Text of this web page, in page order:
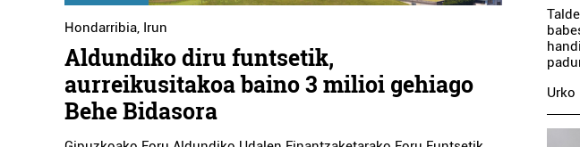
Hondarribia, Irun
Aldundiko diru funtsetik,
aurreikusitakoa baino 3 milioi gehiago
Behe Bidasora
Urko